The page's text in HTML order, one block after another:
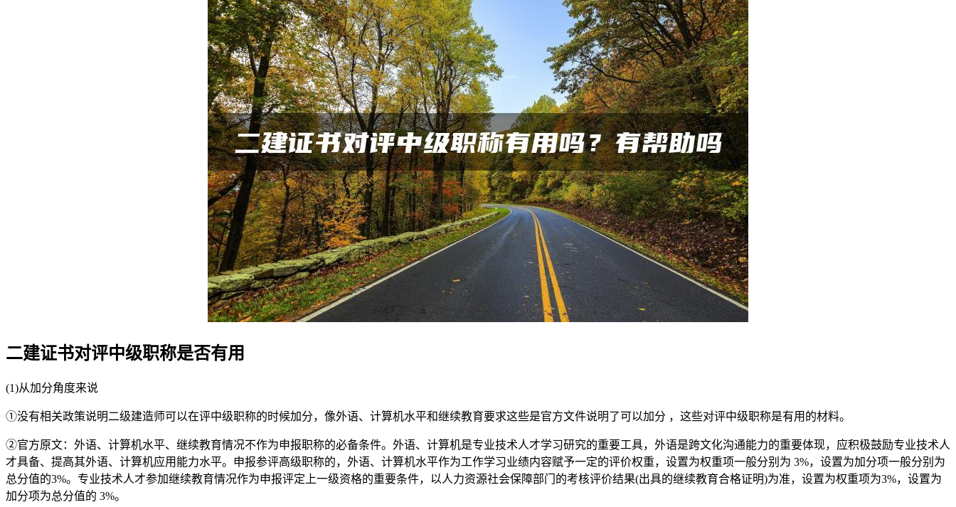
二建证书对评中级职称是否有用
(1)从加分角度来说
①没有相关政策说明二级建造师可以在评中级职称的时候加分，像外语、计算机水平和继续教育要求这些是官方文件说明了可以加分 ，这些对评中级职称是有用的材料。
②官方原文：外语、计算机水平、继续教育情况不作为申报职称的必备条件。外语、计算机是专业技术人才学习研究的重要工具，外语是跨文化沟通能力的重要体现，应积极鼓励专业技术人
才具备、提高其外语、计算机应用能力水平。申报参评高级职称的，外语、计算机水平作为工作学习业绩内容赋予一定的评价权重，设置为权重项一般分别为 3%，设置为加分项一般分别为
总分值的3%。专业技术人才参加继续教育情况作为申报评定上一级资格的重要条件，以人力资源社会保障部门的考核评价结果(出具的继续教育合格证明)为准，设置为权重项为3%，设置为
加分项为总分值的 3%。